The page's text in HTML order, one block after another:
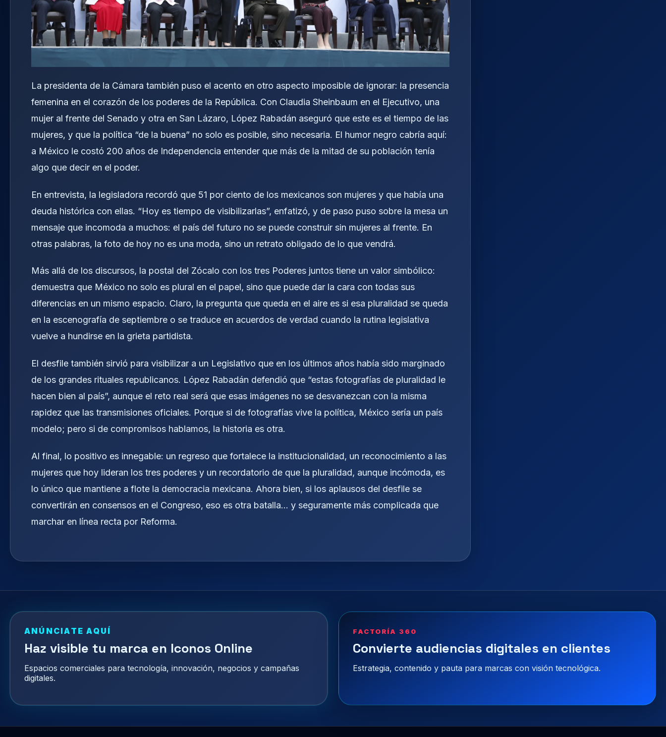
La presidenta de la Cámara también puso el acento en otro aspecto imposible de ignorar: la presencia
femenina en el corazón de los poderes de la República. Con Claudia Sheinbaum en el Ejecutivo, una
mujer al frente del Senado y otra en San Lázaro, López Rabadán aseguró que este es el tiempo de las
mujeres, y que la política “de la buena” no solo es posible, sino necesaria. El humor negro cabría aquí:
a México le costó 200 años de Independencia entender que más de la mitad de su población tenía
algo que decir en el poder.
En entrevista, la legisladora recordó que 51 por ciento de los mexicanos son mujeres y que había una
deuda histórica con ellas. “Hoy es tiempo de visibilizarlas”, enfatizó, y de paso puso sobre la mesa un
mensaje que incomoda a muchos: el país del futuro no se puede construir sin mujeres al frente. En
otras palabras, la foto de hoy no es una moda, sino un retrato obligado de lo que vendrá.
Más allá de los discursos, la postal del Zócalo con los tres Poderes juntos tiene un valor simbólico:
demuestra que México no solo es plural en el papel, sino que puede dar la cara con todas sus
diferencias en un mismo espacio. Claro, la pregunta que queda en el aire es si esa pluralidad se queda
en la escenografía de septiembre o se traduce en acuerdos de verdad cuando la rutina legislativa
vuelve a hundirse en la grieta partidista.
El desfile también sirvió para visibilizar a un Legislativo que en los últimos años había sido marginado
de los grandes rituales republicanos. López Rabadán defendió que “estas fotografías de pluralidad le
hacen bien al país”, aunque el reto real será que esas imágenes no se desvanezcan con la misma
rapidez que las transmisiones oficiales. Porque si de fotografías vive la política, México sería un país
modelo; pero si de compromisos hablamos, la historia es otra.
Al final, lo positivo es innegable: un regreso que fortalece la institucionalidad, un reconocimiento a las
mujeres que hoy lideran los tres poderes y un recordatorio de que la pluralidad, aunque incómoda, es
lo único que mantiene a flote la democracia mexicana. Ahora bien, si los aplausos del desfile se
convertirán en consensos en el Congreso, eso es otra batalla… y seguramente más complicada que
marchar en línea recta por Reforma.
ANÚNCIATE AQUÍ
Haz visible tu marca en Iconos Online
Espacios comerciales para tecnología, innovación, negocios y campañas
digitales.
FACTORÍA 360
Convierte audiencias digitales en clientes
Estrategia, contenido y pauta para marcas con visión tecnológica.